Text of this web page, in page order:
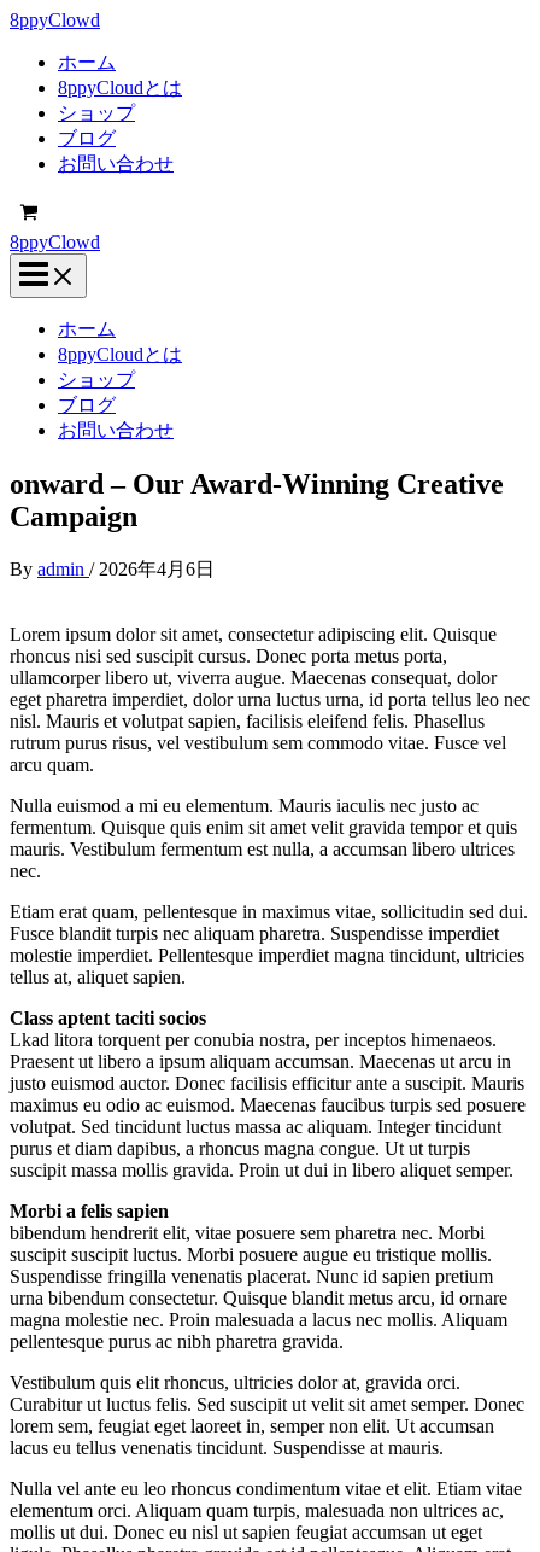
内
8ppyClowd
ホーム
8ppyCloudとは
ショップ
ブログ
お問い合わせ
8ppyClowd
ホーム
8ppyCloudとは
ショップ
ブログ
お問い合わせ
onward – Our Award-Winning Creative
Campaign
By admin / 2026年4月6日
Lorem ipsum dolor sit amet, consectetur adipiscing elit. Quisque
rhoncus nisi sed suscipit cursus. Donec porta metus porta,
ullamcorper libero ut, viverra augue. Maecenas consequat, dolor
eget pharetra imperdiet, dolor urna luctus urna, id porta tellus leo nec
nisl. Mauris et volutpat sapien, facilisis eleifend felis. Phasellus
rutrum purus risus, vel vestibulum sem commodo vitae. Fusce vel
arcu quam.
Nulla euismod a mi eu elementum. Mauris iaculis nec justo ac
fermentum. Quisque quis enim sit amet velit gravida tempor et quis
mauris. Vestibulum fermentum est nulla, a accumsan libero ultrices
nec.
Etiam erat quam, pellentesque in maximus vitae, sollicitudin sed dui.
Fusce blandit turpis nec aliquam pharetra. Suspendisse imperdiet
molestie imperdiet. Pellentesque imperdiet magna tincidunt, ultricies
tellus at, aliquet sapien.
Class aptent taciti socios
Lkad litora torquent per conubia nostra, per inceptos himenaeos.
Praesent ut libero a ipsum aliquam accumsan. Maecenas ut arcu in
justo euismod auctor. Donec facilisis efficitur ante a suscipit. Mauris
maximus eu odio ac euismod. Maecenas faucibus turpis sed posuere
volutpat. Sed tincidunt luctus massa ac aliquam. Integer tincidunt
purus et diam dapibus, a rhoncus magna congue. Ut ut turpis
suscipit massa mollis gravida. Proin ut dui in libero aliquet semper.
Morbi a felis sapien
bibendum hendrerit elit, vitae posuere sem pharetra nec. Morbi
suscipit suscipit luctus. Morbi posuere augue eu tristique mollis.
Suspendisse fringilla venenatis placerat. Nunc id sapien pretium
urna bibendum consectetur. Quisque blandit metus arcu, id ornare
magna molestie nec. Proin malesuada a lacus nec mollis. Aliquam
pellentesque purus ac nibh pharetra gravida.
Vestibulum quis elit rhoncus, ultricies dolor at, gravida orci.
Curabitur ut luctus felis. Sed suscipit ut velit sit amet semper. Donec
lorem sem, feugiat eget laoreet in, semper non elit. Ut accumsan
lacus eu tellus venenatis tincidunt. Suspendisse at mauris.
Nulla vel ante eu leo rhoncus condimentum vitae et elit. Etiam vitae
elementum orci. Aliquam quam turpis, malesuada non ultrices ac,
mollis ut dui. Donec eu nisl ut sapien feugiat accumsan ut eget